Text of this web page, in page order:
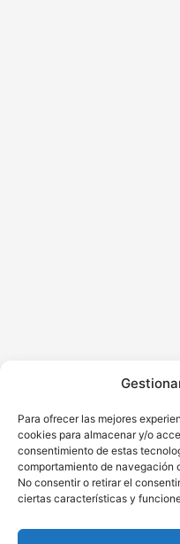
Para ofrecer las mejores
cookies para almacenar y/o
consentimiento de estas
comportamiento de navegación
No consentir o retirar el
ciertas características y
Aviso Legal